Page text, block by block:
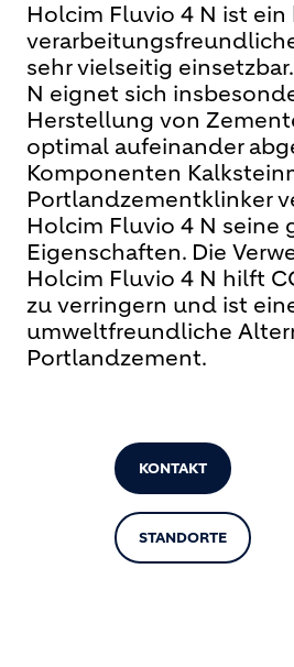
Holcim Fluvio 4 N ist ein
sehr vielseitig
N eignet sich
Herstellung von
optimal aufeinander
Komponenten
Portlandzementklinker
Holcim Fluvio 4 N seine
Eigenschaften. Die
Holcim Fluvio 4 N hilft
zu verringern und ist
umweltfreundliche
Portlandzement.
KONTAKT
STANDORTE